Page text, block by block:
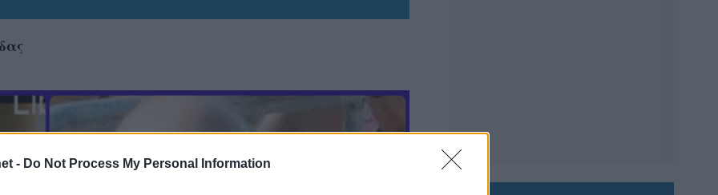
- Do Not Process My Personal Information